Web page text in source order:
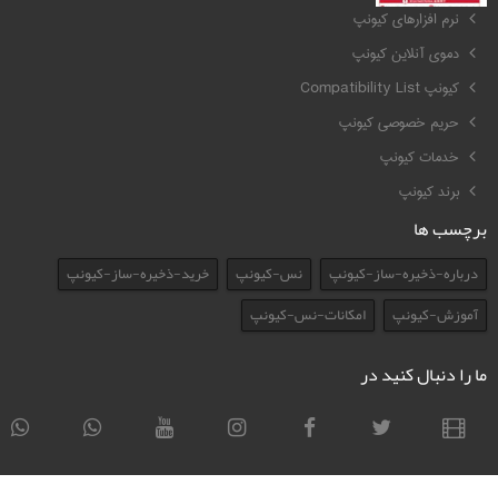
نرم افزارهای کیونپ
دموی آنلاین کیونپ
کیونپ Compatibility List
حریم خصوصی کیونپ
خدمات کیونپ
برند کیونپ
برچسب ها
درباره-ذخیره-ساز-کیونپ نس-کیونپ
خرید-ذخیره-ساز-کیونپ
آموزش-کیونپ
امکانات-نس-کیونپ
ما را دنبال کنید در